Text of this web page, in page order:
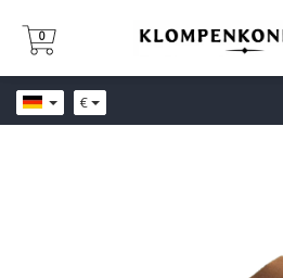
€
0
0